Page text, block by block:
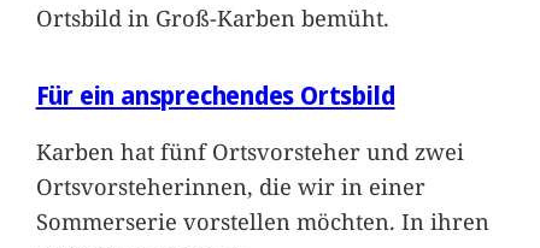
Ortsbild in Groß-Karben bemüht.
Für ein ansprechendes Ortsbild
Karben hat fünf Ortsvorsteher und zwei
Ortsvorsteherinnen, die wir in einer
Sommerserie vorstellen möchten. In ihren